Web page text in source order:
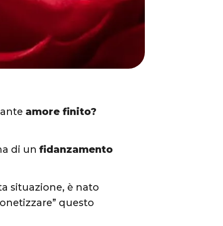
amore finito?
di unfidanzamento
situazione, è nato
questo